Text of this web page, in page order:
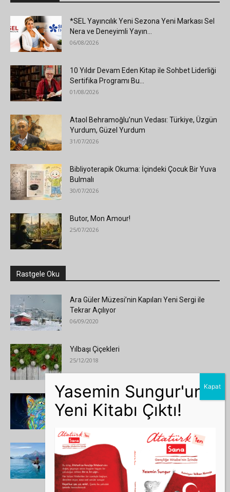
*SEL Yayıncılık Yeni Sezona Yeni Markası Sel
Nera ve Deneyimli Yayın...
06/08/2026
10 Yıldır Devam Eden Kitap ile Sohbet Liderliği
Sertifika Programı Bu...
01/08/2026
Ataol Behramoğlu’nun Vedası: Türkiye, Üzgün
Yurdum, Güzel Yurdum
31/07/2026
Bibliyoterapik Okuma: İçindeki Çocuk Bir Yuva
Bulmalı
30/07/2026
Butor, Mon Amour!
25/07/2026
Rastgele Oku
Ara Güler Müzesi’nin Kapıları Yeni Sergi ile
Tekrar Açılıyor
06/09/2020
Yılbaşı Çiçekleri
25/12/2018
Çünkü o bir kedi…
28/04/2014
Hayat Bir Filmse, Başrol Kim?
20/09/2016